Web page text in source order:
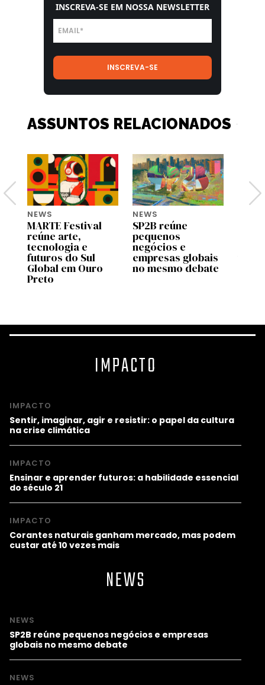
INSCREVA-SE EM NOSSA NEWSLETTER
ASSUNTOS RELACIONADOS
NEWS
MARTE Festival
reúne arte,
tecnologia e
futuros do Sul
Global em Ouro
Preto
NEWS
SP2B reúne
pequenos
negócios e
empresas globais
no mesmo debate
IMPACTO
IMPACTO
Sentir, imaginar, agir e resistir: o papel da cultura
na crise climática
IMPACTO
Ensinar e aprender futuros: a habilidade essencial
do século 21
IMPACTO
Corantes naturais ganham mercado, mas podem
custar até 10 vezes mais
NEWS
NEWS
SP2B reúne pequenos negócios e empresas
globais no mesmo debate
NEWS